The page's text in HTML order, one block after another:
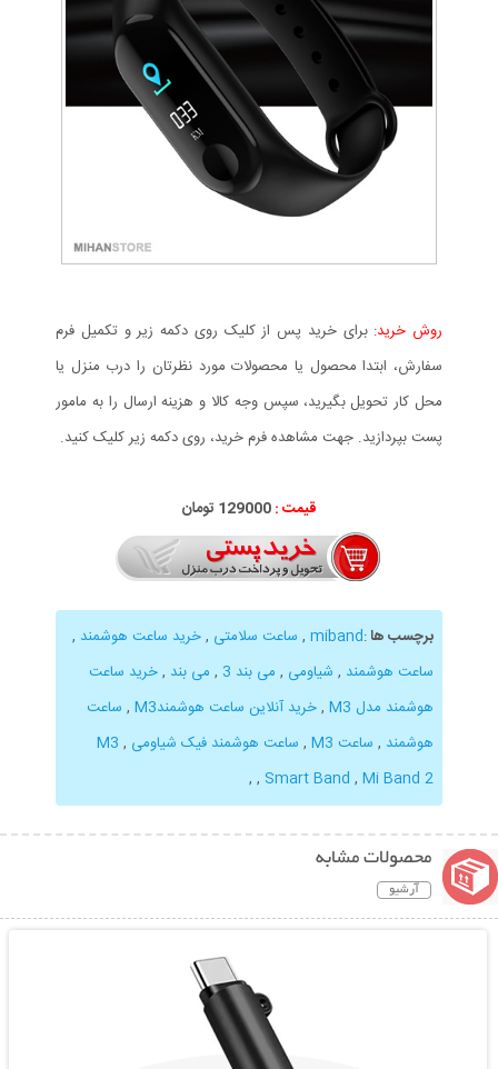
روش خرید: برای خرید پس از کلیک روی دکمه زیر و تکمیل فرم
سفارش، ابتدا محصول یا محصولات مورد نظرتان را درب منزل یا
محل کار تحویل بگیرید، سپس وجه کالا و هزینه ارسال را به مامور
پست بپردازید. جهت مشاهده فرم خرید، روی دکمه زیر کلیک کنید.
قیمت :129000 تومان
برچسب ها:
miband
, ساعت سلامتی ,خرید ساعت هوشمند ,
ساعت هوشمند , شیاومی , می بند 3 , می بند ,خرید ساعت
هوشمند مدل M3
,خرید آنلاین ساعت هوشمندM3 , ساعت
هوشمند , ساعت M3 , ساعت هوشمند فیک شیاومی ,
M3
Smart Band , Mi Band 2
,
,
محصولات مشابه
آرشیو